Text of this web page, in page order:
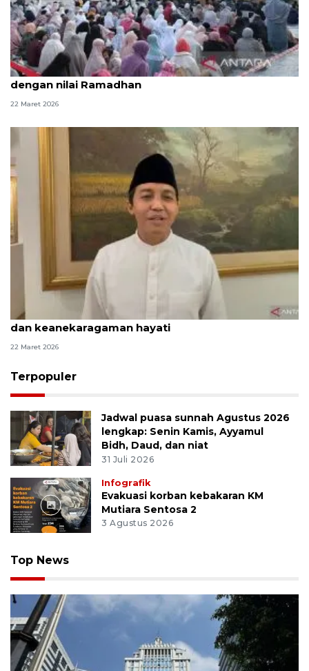
Rayakan Idul Fitri di Paris, Dubes: Jaga harmoni
dengan nilai Ramadhan
22 Maret 2026
Menhut: Tingkatkan takwa lewat menjaga hutan
dan keanekaragaman hayati
22 Maret 2026
Terpopuler
Jadwal puasa sunnah Agustus 2026
lengkap: Senin Kamis, Ayyamul
Bidh, Daud, dan niat
31 Juli 2026
Infografik
Evakuasi korban kebakaran KM
Mutiara Sentosa 2
3 Agustus 2026
Top News